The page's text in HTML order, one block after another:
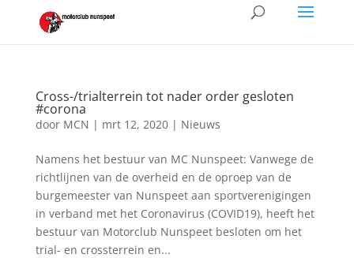
Cross-/trialterrein tot nader order gesloten
#corona
door MCN | mrt 12, 2020| Nieuws
Namens het bestuur van MC Nunspeet: Vanwege de
richtlijnen van de overheid en de oproep van de
burgemeester van Nunspeet aan sportverenigingen
in verband met het Coronavirus (COVID19), heeft het
bestuur van Motorclub Nunspeet besloten om het
trial- en crossterrein en...